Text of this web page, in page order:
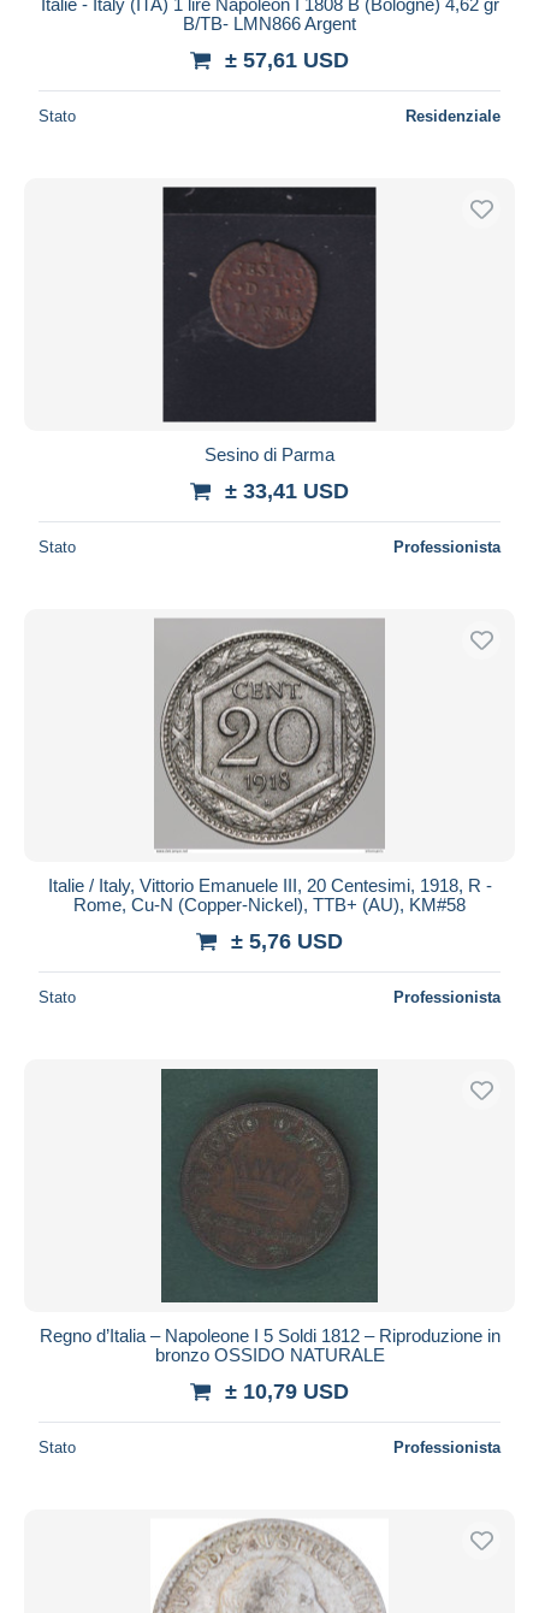
B/TB- LMN866 Argent
± 57,61 USD
Stato Residenziale
Sesino di Parma
± 33,41 USD
Stato Professionista
Italie / Italy, Vittorio Emanuele III, 20 Centesimi, 1918, R -
Rome, Cu-N (Copper-Nickel), TTB+ (AU), KM#58
± 5,76 USD
Stato Professionista
Regno d’Italia – Napoleone I 5 Soldi 1812 – Riproduzione in
bronzo OSSIDO NATURALE
± 10,79 USD
Stato Professionista